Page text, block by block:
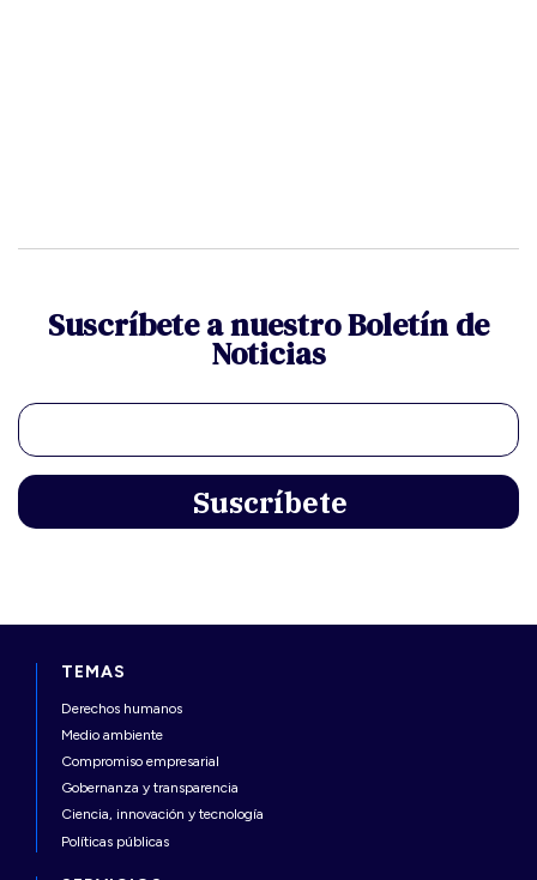
Suscríbete a nuestro Boletín de
Noticias
TEMAS
Derechos humanos
Medio ambiente
Compromiso empresarial
Gobernanza y transparencia
Ciencia, innovación y tecnología
Políticas públicas